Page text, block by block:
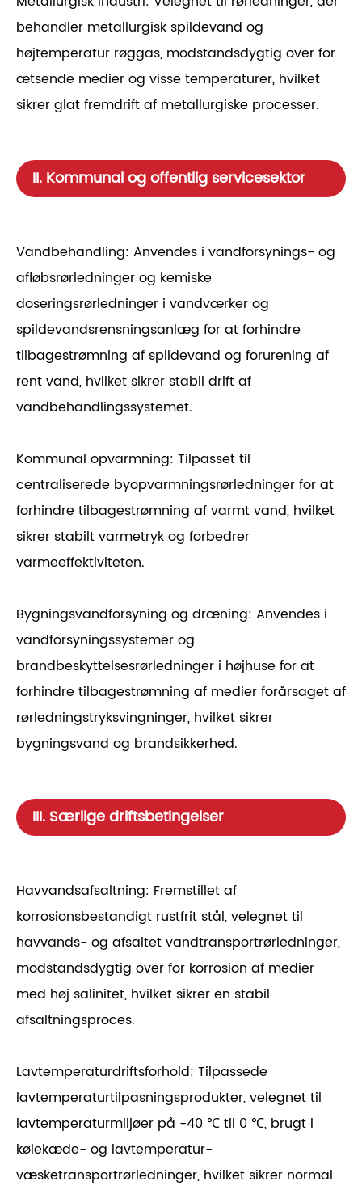
behandler metallurgisk spildevand og
højtemperatur røggas, modstandsdygtig over for
ætsende medier og visse temperaturer, hvilket
sikrer glat fremdrift af metallurgiske processer.
II. Kommunal og offentlig servicesektor
Vandbehandling: Anvendes i vandforsynings- og
afløbsrørledninger og kemiske
doseringsrørledninger i vandværker og
spildevandsrensningsanlæg for at forhindre
tilbagestrømning af spildevand og forurening af
rent vand, hvilket sikrer stabil drift af
vandbehandlingssystemet.
Kommunal opvarmning: Tilpasset til
centraliserede byopvarmningsrørledninger for at
forhindre tilbagestrømning af varmt vand, hvilket
sikrer stabilt varmetryk og forbedrer
varmeeffektiviteten.
Bygningsvandforsyning og dræning: Anvendes i
vandforsyningssystemer og
brandbeskyttelsesrørledninger i højhuse for at
forhindre tilbagestrømning af medier forårsaget af
rørledningstryksvingninger, hvilket sikrer
bygningsvand og brandsikkerhed.
III. Særlige driftsbetingelser
Havvandsafsaltning: Fremstillet af
korrosionsbestandigt rustfrit stål, velegnet til
havvands- og afsaltet vandtransportrørledninger,
modstandsdygtig over for korrosion af medier
med høj salinitet, hvilket sikrer en stabil
afsaltningsproces.
Lavtemperaturdriftsforhold: Tilpassede
lavtemperaturtilpasningsprodukter, velegnet til
lavtemperaturmiljøer på -40 ℃ til 0 ℃, brugt i
kølekæde- og lavtemperatur-
væsketransportrørledninger, hvilket sikrer normal